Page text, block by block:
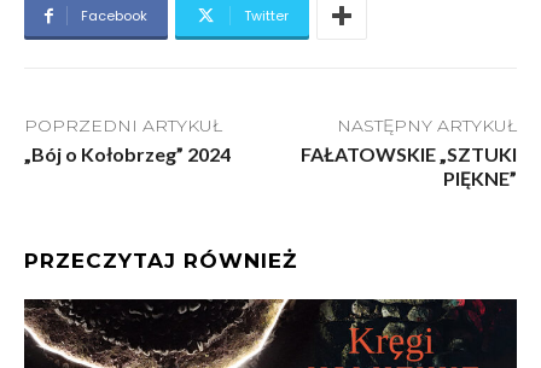
Facebook Twitter
POPRZEDNI ARTYKUŁ
„Bój o Kołobrzeg” 2024
NASTĘPNY ARTYKUŁ
FAŁATOWSKIE „SZTUKI
PIĘKNE”
PRZECZYTAJ RÓWNIEŻ